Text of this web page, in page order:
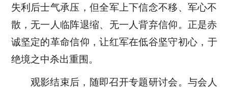
失利后士气承压，但全军上下信念不移、军心不
散，无一人临阵退缩、无一人背弃信仰。正是赤
诚坚定的革命信仰，让红军在低谷坚守初心，于
绝境之中杀出重围。
观影结束后，随即召开专题研讨会。与会 人